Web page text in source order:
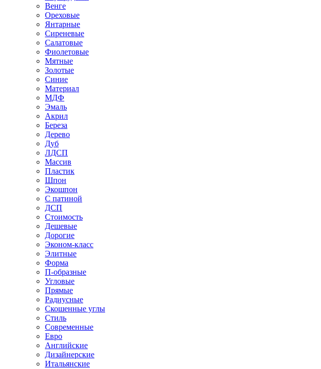
Венге
Ореховые
Янтарные
Сиреневые
Салатовые
Фиолетовые
Мятные
Золотые
Синие
Материал
МДФ
Эмаль
Акрил
Береза
Дерево
Дуб
ЛДСП
Массив
Пластик
Шпон
Экошпон
С патиной
ДСП
Стоимость
Дешевые
Дорогие
Эконом-класс
Элитные
Форма
П-образные
Угловые
Прямые
Радиусные
Скошенные углы
Стиль
Современные
Евро
Английские
Дизайнерские
Итальянские